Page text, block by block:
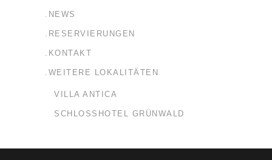
.NEWS
.RESERVIERUNGEN
.KONTAKT
.WEITERE LOKALITÄTEN
VILLA ANTICA
SCHLOSSHOTEL GRÜNWALD